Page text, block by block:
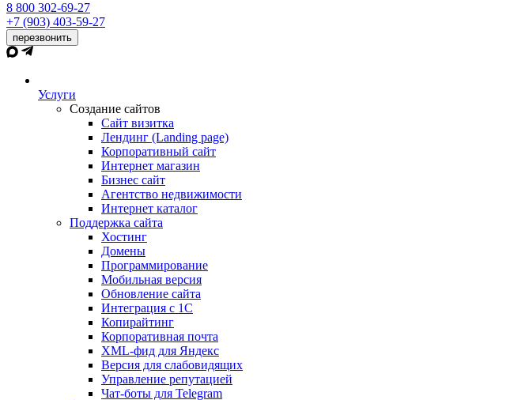
8 800 302-69-27
+7 (903) 403-59-27
перезвонить
Услуги
Создание сайтов
Сайт визитка
Лендинг (Landing page)
Корпоративный сайт
Интернет магазин
Бизнес сайт
Агентство недвижимости
Интернет каталог
Поддержка сайта
Хостинг
Домены
Программирование
Мобильная версия
Обновление сайта
Интеграция с 1С
Копирайтинг
Корпоративная почта
XML-фид для Яндекс
Версия для слабовидящих
Управление репутацией
Чат-боты для Telegram